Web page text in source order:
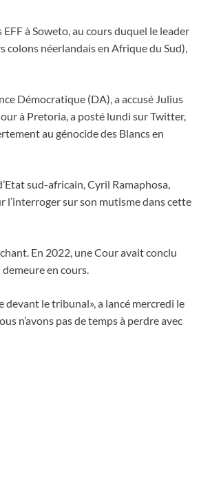
à Soweto, au cours duquel le leader
colons néerlandais en Afrique du Sud),
Démocratique (DA), a accusé Julius
à Pretoria, a posté lundi sur Twitter,
au génocide des Blancs en
sud-africain, Cyril Ramaphosa,
sur son mutisme dans cette
En 2022, une Cour avait conclu
en cours.
devant le tribunal», a lancé mercredi le
n’avons pas de temps à perdre avec